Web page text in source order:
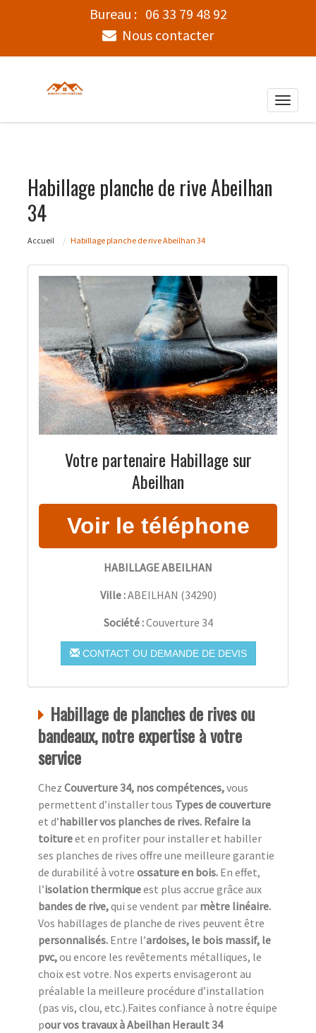
Bureau : 06 33 79 48 92
Nous contacter
Toggle
Habillage planche de rive Abeilhan
34
Accueil Habillage planche de rive Abeilhan 34
Votre partenaire Habillage sur
Abeilhan
HABILLAGE ABEILHAN
Ville :ABEILHAN (34290)
Société :Couverture 34
CONTACT OU DEMANDE DE DEVIS
Habillage de planches de rives ou
bandeaux, notre expertise à votre
service
Chez Couverture 34, nos compétences,vous
permettent d’installer tous Types de couverture
et d’habiller vos planches de rives. Refaire la
toitureet en profiter pour installer et habiller
ses planches de rives offre une meilleure garantie
de durabilité à votre ossature en bois. En effet,
l’isolation thermiqueest plus accrue grâce aux
bandes de rive,qui se vendent par mètre linéaire.
Vos habillages de planche de rives peuvent être
personnalisés. Entre l’ardoises, le bois massif, le
pvc,ou encore les revêtements métalliques, le
choix est votre. Nos experts envisageront au
préalable la meilleure procédure d’installation
(pas vis, clou, etc.).Faites confiance à notre équipe
pour vos travaux à Abeilhan Herault 34